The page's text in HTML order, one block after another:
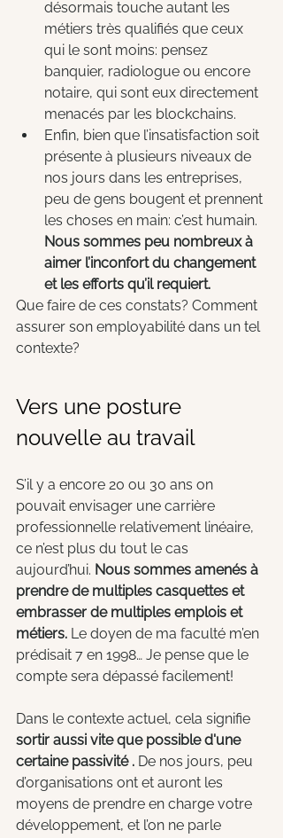
désormais touche autant les
métiers très qualifiés que ceux
qui le sont moins: pensez
banquier, radiologue ou encore
notaire, qui sont eux directement
menacés par les blockchains.
Enfin, bien que l’insatisfaction soit
présente à plusieurs niveaux de
nos jours dans les entreprises,
peu de gens bougent et prennent
les choses en main: c’est humain.
Nous sommes peu nombreux à
aimer l’inconfort du changement
et les efforts qu’il requiert.
Que faire de ces constats? Comment
assurer son employabilité dans un tel
contexte?
Vers une posture
nouvelle au travail
S’il y a encore 20 ou 30 ans on
pouvait envisager une carrière
professionnelle relativement linéaire,
ce n’est plus du tout le cas
aujourd’hui. Nous sommes amenés à
prendre de multiples casquettes et
embrasser de multiples emplois et
métiers. Le doyen de ma faculté m’en
prédisait 7 en 1998… Je pense que le
compte sera dépassé facilement!
Dans le contexte actuel, cela signifie
sortir aussi vite que possible d'une
certaine passivité . De nos jours, peu
d’organisations ont et auront les
moyens de prendre en charge votre
développement, et l’on ne parle